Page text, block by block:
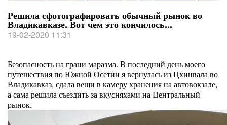
Решила сфотографировать обычный рынок во
Владикавказе. Вот чем это кончилось...
19-02-2020 11:31
Безопасность на грани маразма. В последний день моего
путешествия по Южной Осетии я вернулась из Цхинвала во
Владикавказ, сдала вещи в камеру хранения на автовокзале,
а сама решила съездить за вкусняхами на Центральный
рынок.